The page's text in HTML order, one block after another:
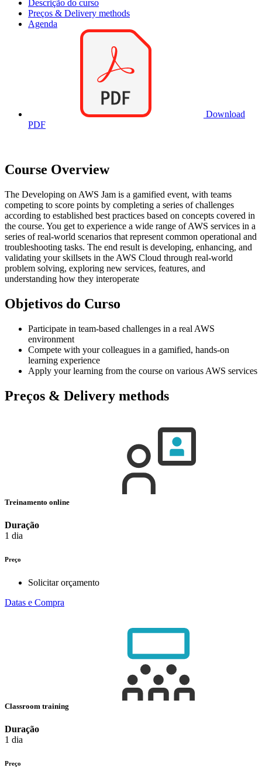
Descrição do curso
Preços & Delivery methods
Agenda
Download
PDF
Course Overview
The Developing on AWS Jam is a gamified event, with teams
competing to score points by completing a series of challenges
according to established best practices based on concepts covered in
the course. You get to experience a wide range of AWS services in a
series of real-world scenarios that represent common operational and
troubleshooting tasks. The end result is developing, enhancing, and
validating your skillsets in the AWS Cloud through real-world
problem solving, exploring new services, features, and
understanding how they interoperate
Objetivos do Curso
Participate in team-based challenges in a real AWS
environment
Compete with your colleagues in a gamified, hands-on
learning experience
Apply your learning from the course on various AWS services
Preços & Delivery methods
Treinamento online
Duração
1 dia
Preço
Solicitar orçamento
Datas e Compra
Classroom training
Duração
1 dia
Preço